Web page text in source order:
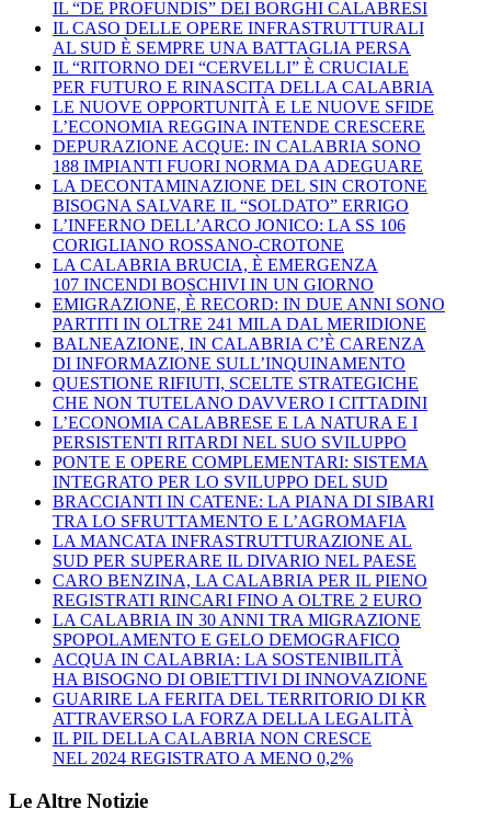
IL “DE PROFUNDIS” DEI BORGHI CALABRESI
IL CASO DELLE OPERE INFRASTRUTTURALI
AL SUD È SEMPRE UNA BATTAGLIA PERSA
IL “RITORNO DEI “CERVELLI” È CRUCIALE
PER FUTURO E RINASCITA DELLA CALABRIA
LE NUOVE OPPORTUNITÀ E LE NUOVE SFIDE
L’ECONOMIA REGGINA INTENDE CRESCERE
DEPURAZIONE ACQUE: IN CALABRIA SONO
188 IMPIANTI FUORI NORMA DA ADEGUARE
LA DECONTAMINAZIONE DEL SIN CROTONE
BISOGNA SALVARE IL “SOLDATO” ERRIGO
L’INFERNO DELL’ARCO JONICO: LA SS 106
CORIGLIANO ROSSANO-CROTONE
LA CALABRIA BRUCIA, È EMERGENZA
107 INCENDI BOSCHIVI IN UN GIORNO
EMIGRAZIONE, È RECORD: IN DUE ANNI SONO
PARTITI IN OLTRE 241 MILA DAL MERIDIONE
BALNEAZIONE, IN CALABRIA C’È CARENZA
DI INFORMAZIONE SULL’INQUINAMENTO
QUESTIONE RIFIUTI, SCELTE STRATEGICHE
CHE NON TUTELANO DAVVERO I CITTADINI
L’ECONOMIA CALABRESE E LA NATURA E I
PERSISTENTI RITARDI NEL SUO SVILUPPO
PONTE E OPERE COMPLEMENTARI: SISTEMA
INTEGRATO PER LO SVILUPPO DEL SUD
BRACCIANTI IN CATENE: LA PIANA DI SIBARI
TRA LO SFRUTTAMENTO E L’AGROMAFIA
LA MANCATA INFRASTRUTTURAZIONE AL
SUD PER SUPERARE IL DIVARIO NEL PAESE
CARO BENZINA, LA CALABRIA PER IL PIENO
REGISTRATI RINCARI FINO A OLTRE 2 EURO
LA CALABRIA IN 30 ANNI TRA MIGRAZIONE
SPOPOLAMENTO E GELO DEMOGRAFICO
ACQUA IN CALABRIA: LA SOSTENIBILITÀ
HA BISOGNO DI OBIETTIVI DI INNOVAZIONE
GUARIRE LA FERITA DEL TERRITORIO DI KR
ATTRAVERSO LA FORZA DELLA LEGALITÀ
IL PIL DELLA CALABRIA NON CRESCE
NEL 2024 REGISTRATO A MENO 0,2%
Le Altre Notizie